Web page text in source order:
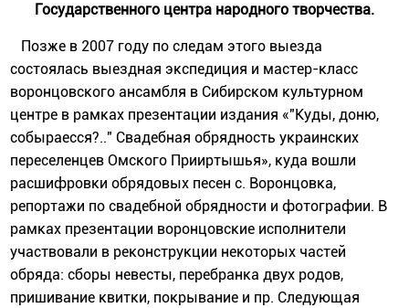
Государственного центра народного творчества.
Позже в 2007 году по следам этого выезда
состоялась выездная экспедиция и мастер-класс
воронцовского ансамбля в Сибирском культурном
центре в рамках презентации издания «"Куды, доню,
собыраесся?.." Свадебная обрядность украинских
переселенцев Омского Прииртышья», куда вошли
расшифровки обрядовых песен с. Воронцовка,
репортажи по свадебной обрядности и фотографии. В
рамках презентации воронцовские исполнители
участвовали в реконструкции некоторых частей
обряда: сборы невесты, перебранка двух родов,
пришивание квитки, покрывание и пр. Следующая